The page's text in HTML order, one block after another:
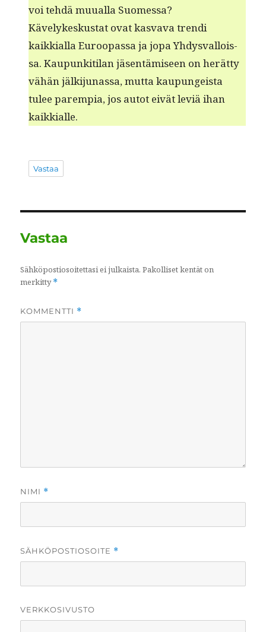
voi tehdä muual­la Suomessa?
Käve­lykesku­s­tat ovat kas­va­va tren­di
kaikkial­la Euroopas­sa ja jopa Yhdys­val­lois­
sa. Kaupunki­ti­lan jäsen­tämiseen on herät­ty
vähän jälk­i­ju­nas­sa, mut­ta kaupungeista
tulee parem­pia, jos autot eivät lev­iä ihan
kaikkialle.
Vastaa
Vastaa
Sähköpostiosoitettasi ei julkaista. Pakolliset kentät on
merkitty*
KOMMENTTI *
NIMI *
SÄHKÖPOSTIOSOITE *
VERKKOSIVUSTO